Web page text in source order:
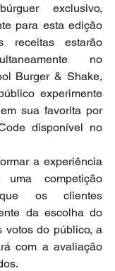
exclusivo,
para esta edição
receitas estarão
no
Burger & Shake,
experimente
sua favorita por
disponível no
a experiência
uma competição
os clientes
da escolha do
votos do público, a
com a avaliação